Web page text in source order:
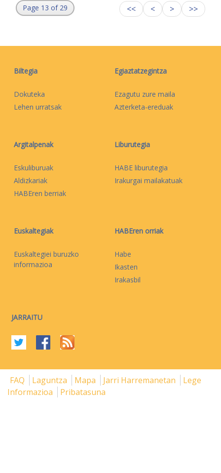
Page 13 of 29 << < > >>
Biltegia
Dokuteka
Lehen urratsak
Egiaztatzegintza
Ezagutu zure maila
Azterketa-ereduak
Argitalpenak
Eskuliburuak
Aldizkariak
HABEren berriak
Liburutegia
HABE liburutegia
Irakurgai mailakatuak
Euskaltegiak
Euskaltegiei buruzko
informazioa
HABEren orriak
Habe
Ikasten
Irakasbil
JARRAITU
FAQ Laguntza Mapa Jarri Harremanetan
Lege
Informazioa
Pribatasuna